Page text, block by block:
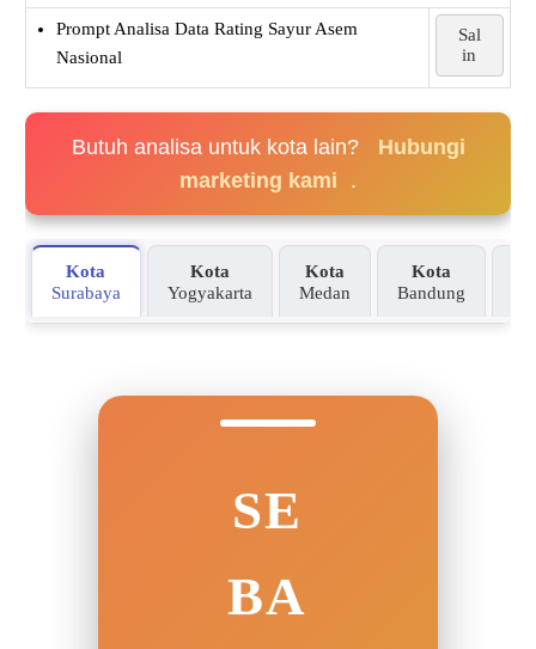
Prompt Analisa Data Rating Sayur Asem
Nasional
Sal
in
Butuh analisa untuk kota lain?
Hubungi
marketing kami
.
Kota
Surabaya
Kota
Yogyakarta
Kota
Medan
Kota
Bandung
SE
BA